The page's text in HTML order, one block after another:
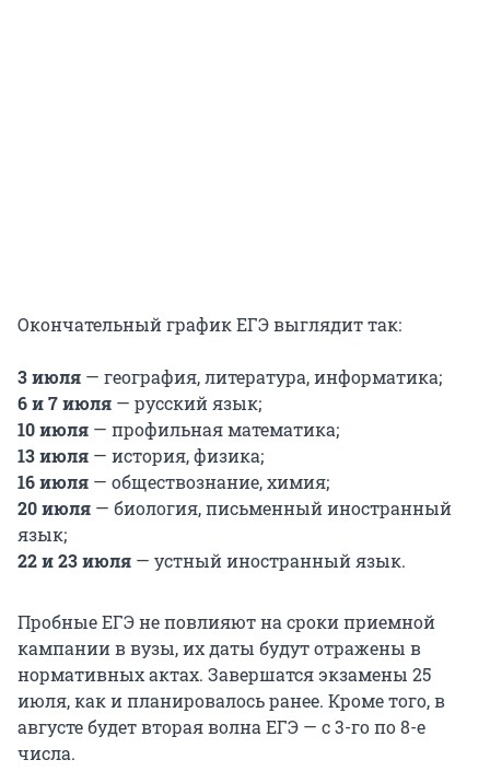
Окончательный график ЕГЭ выглядит так:
3 июля — география, литература, информатика;
6 и 7 июля — русский язык;
10 июля — профильная математика;
13 июля — история, физика;
16 июля — обществознание, химия;
20 июля — биология, письменный иностранный
язык;
22 и 23 июля — устный иностранный язык.
Пробные ЕГЭ не повлияют на сроки приемной
кампании в вузы, их даты будут отражены в
нормативных актах. Завершатся экзамены 25
июля, как и планировалось ранее. Кроме того, в
августе будет вторая волна ЕГЭ — с 3-го по 8-е
числа.